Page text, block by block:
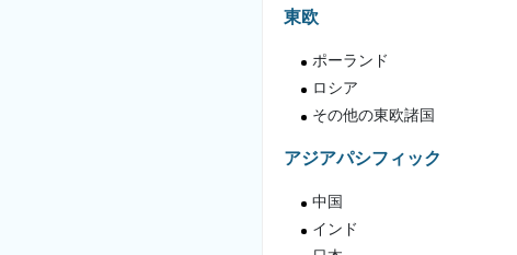
東欧
ポーランド
ロシア
その他の東欧諸国
アジアパシフィック
中国
インド